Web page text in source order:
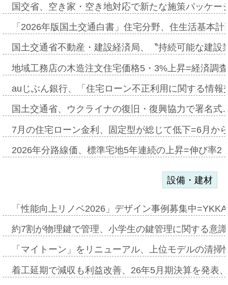
国交省、空き家・空き地対応で新たな施策パッケ
「2026年版国土交通白書」住宅分野、住生活基本
国土交通省不動産・建設経済局、〝持続可能な建
地域工務店の木造注文住宅価格5・3%上昇=経済調
auじぶん銀行、「住宅ローン不正利用に関する情
国土交通省、ウクライナの復旧・復興協力で署名
7月の住宅ローン金利、固定型が総じて低下=6月か
2026年分路線価、標準宅地5年連続の上昇=伸び率
設備・建材
「性能向上リノベ2026」デザイン事例募集中
約7割が物理鍵で管理、小学生の鍵管理に関する意
「マイトーン」をリニューアル、上位モデルの清
着工延期で減収も利益改善、26年5月期決算を発表